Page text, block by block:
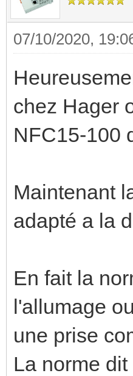
07/10/2020,
chez Hager
NFC15-100
Maintenant
adapté a la
En fait la
l'allumage
une prise
La norme